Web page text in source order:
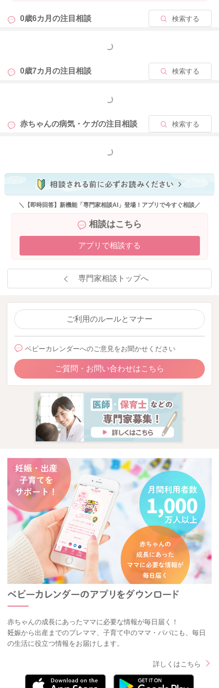
0歳6カ月の注目相談 検索する
もっと見る
0歳7カ月の注目相談 検索する
もっと見る
赤ちゃんの病気・ケガの注目相談 検索する
もっと見る
＼【即時回答】新機能「専門家相談AI」登場！アプリで今すぐ相談／
相談はこちら
アプリで相談する
専門家相談トップへ
ご利用のルールとマナー
ベビーカレンダーへのご意見をお聞かせください
ご質問・お問い合わせはこちら
赤ちゃんの成長にあったママに必要な情報が毎日届く！
妊娠から出産までのプレママ、子育て中のママ・パパにも、毎日
の生活に役立つ情報をお届けします。
詳しくはこちら